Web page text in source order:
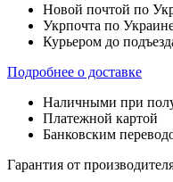
Новой почтой по
Укрпочта по
Курьером до
Подробнее о доставке
Наличными при
Платежной картой
Банковским
Гарантия от